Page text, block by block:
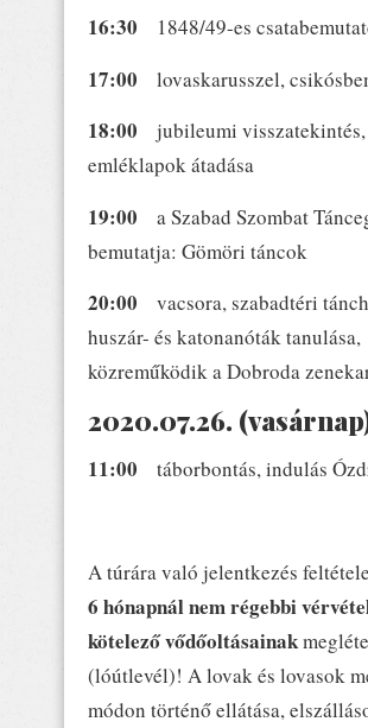
16:30 1848/49-es
17:00 lovaskarusszel,
18:00 jubileumi visszatekintés,
emléklapok átadása
19:00 a Szabad Szombat
bemutatja: Gömöri táncok
20:00 vacsora, szabadtéri
huszár- és katonanóták tanulása,
közreműködik a Dobroda
2020.07.26.
11:00 táborbontás, indulás
A túrára való jelentkezés
6 hónapnál nem régebbi
kötelező vődőoltásainakmegléte
(lóútlevél)! A lovak és lovasok
módon történő ellátása,